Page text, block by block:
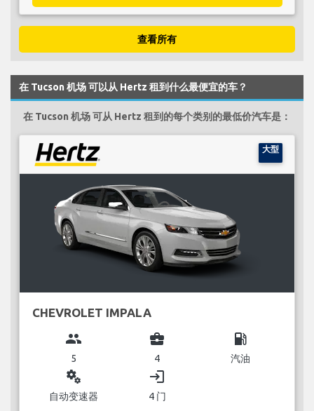
查看所有
在 Tucson 机场 可以从 Hertz 租到什么最便宜的车？
在 Tucson 机场 可从 Hertz 租到的每个类别的最低价汽车是：
大型
CHEVROLET IMPALA
group
5
business_center
4
local_gas_station
汽油
miscellaneous_services
自动变速器
login
4 门